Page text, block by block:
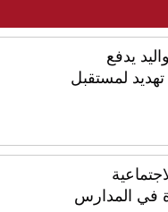
يدفع
لمستقبل
في المدارس